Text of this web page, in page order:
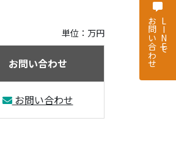
単位：万円
お問い合わせ
お問い合わせ
LINEで
お問い合わせ